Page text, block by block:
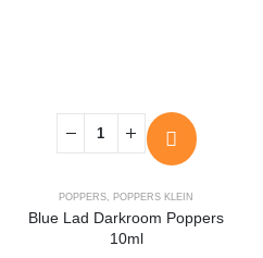
POPPERS, POPPERS KLEIN
Blue Lad Darkroom Poppers
10ml